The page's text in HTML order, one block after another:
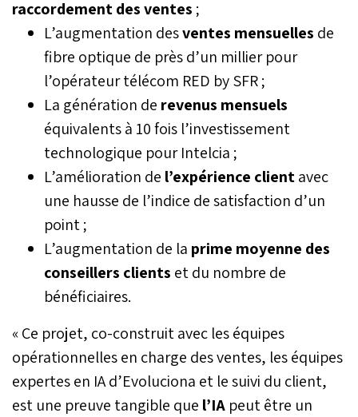
5 000 salariés. Il devient
également le premier
dans cette catégorie.
raccordement des ventes ;
L’augmentation desventes mensuelles de
fibre optique de près d’un millier pour
l’opérateur télécom RED by SFR ;
La génération de revenus mensuels
équivalents à 10 fois l’investissement
technologique pour Intelcia ;
L’amélioration de l’expérience clientavec
une hausse de l’indice de satisfaction d’un
point ;
L’augmentation de la prime moyenne des
conseillers clients et du nombre de
bénéficiaires.
« Ce projet, co-construit avec les équipes
opérationnelles en charge des ventes, les équipes
expertes en IA d’Evoluciona et le suivi du client,
est une preuve tangible que l’IA peut être un